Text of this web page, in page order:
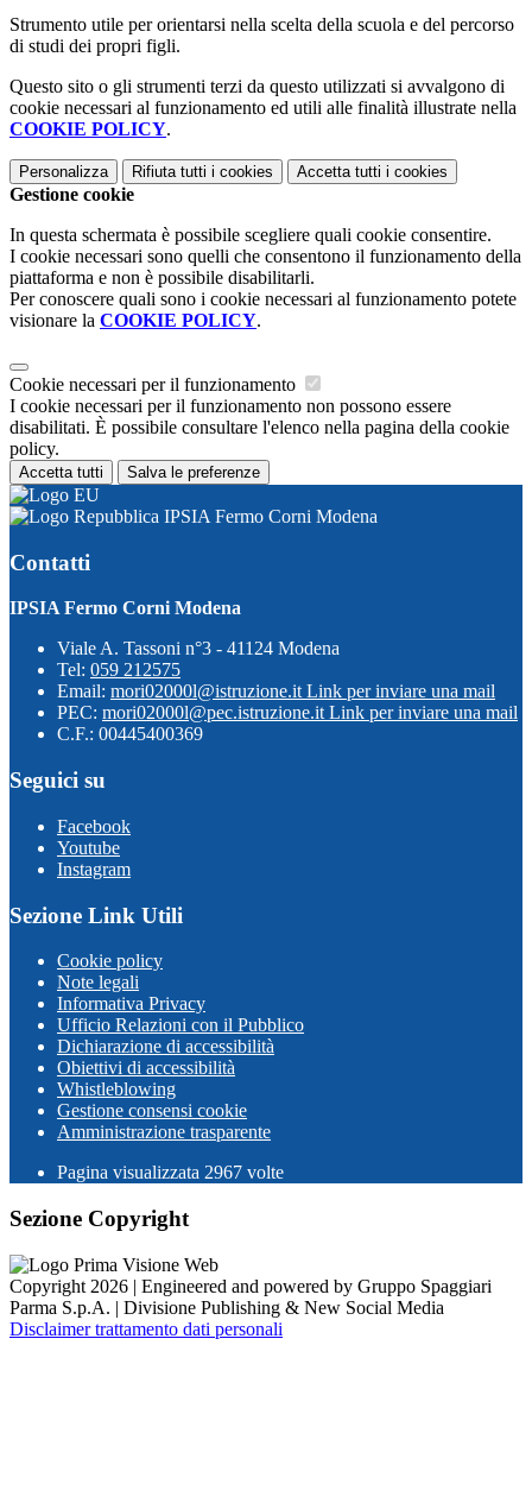
Strumento utile per orientarsi nella scelta della scuola e del percorso
di studi dei propri figli.
Questo sito o gli strumenti terzi da questo utilizzati si avvalgono di
cookie necessari al funzionamento ed utili alle finalità illustrate nella
COOKIE POLICY.
Personalizza Rifiuta tutti i cookies Accetta tutti i cookies
Gestione cookie
In questa schermata è possibile scegliere quali cookie consentire.
I cookie necessari sono quelli che consentono il funzionamento della
piattaforma e non è possibile disabilitarli.
Per conoscere quali sono i cookie necessari al funzionamento potete
visionare la COOKIE POLICY.
Cookie necessari per il funzionamento
I cookie necessari per il funzionamento non possono essere
disabilitati. È possibile consultare l'elenco nella pagina della cookie
policy.
Accetta tutti Salva le preferenze
IPSIA Fermo Corni Modena
Contatti
IPSIA Fermo Corni Modena
Viale A. Tassoni n°3 - 41124 Modena
Tel: 059 212575
Email: mori02000l@istruzione.itLink per inviare una mail
PEC: mori02000l@pec.istruzione.itLink per inviare una mail
C.F.: 00445400369
Seguici su
Facebook
Youtube
Instagram
Sezione Link Utili
Cookie policy
Note legali
Informativa Privacy
Ufficio Relazioni con il Pubblico
Dichiarazione di accessibilità
Obiettivi di accessibilità
Whistleblowing
Gestione consensi cookie
Amministrazione trasparente
Pagina visualizzata 2967 volte
Sezione Copyright
Copyright 2026 | Engineered and powered by Gruppo Spaggiari
Parma S.p.A. | Divisione Publishing & New Social Media
Disclaimer trattamento dati personali